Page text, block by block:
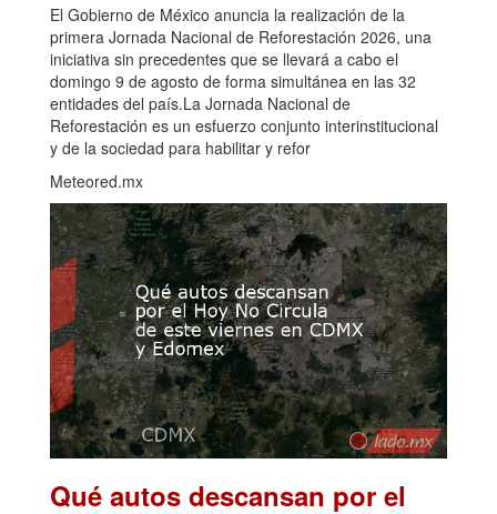
El Gobierno de México anuncia la realización de la
primera Jornada Nacional de Reforestación 2026, una
iniciativa sin precedentes que se llevará a cabo el
domingo 9 de agosto de forma simultánea en las 32
entidades del país.La Jornada Nacional de
Reforestación es un esfuerzo conjunto interinstitucional
y de la sociedad para habilitar y refor
Meteored.mx
Qué autos descansan por el